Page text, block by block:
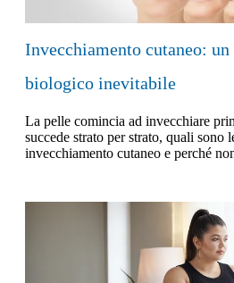
Invecchiamento cutaneo:
biologico inevitabile
La pelle comincia ad invecchiare
succede strato per strato, quali sono
invecchiamento cutaneo e perché